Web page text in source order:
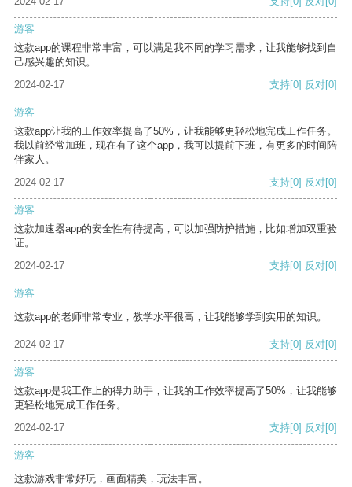
游客
这款app的课程非常丰富，可以满足我不同的学习需求，让我能够找到自
己感兴趣的知识。
2024-02-17
支持[0] 反对[0]
游客
这款app让我的工作效率提高了50%，让我能够更轻松地完成工作任务。
我以前经常加班，现在有了这个app，我可以提前下班，有更多的时间陪
伴家人。
2024-02-17
支持[0] 反对[0]
游客
这款加速器app的安全性有待提高，可以加强防护措施，比如增加双重验
证。
2024-02-17
支持[0] 反对[0]
游客
这款app的老师非常专业，教学水平很高，让我能够学到实用的知识。
2024-02-17 支持[0] 反对[0]
游客
这款app是我工作上的得力助手，让我的工作效率提高了50%，让我能够
更轻松地完成工作任务。
2024-02-17
支持[0] 反对[0]
游客
这款游戏非常好玩，画面精美，玩法丰富。